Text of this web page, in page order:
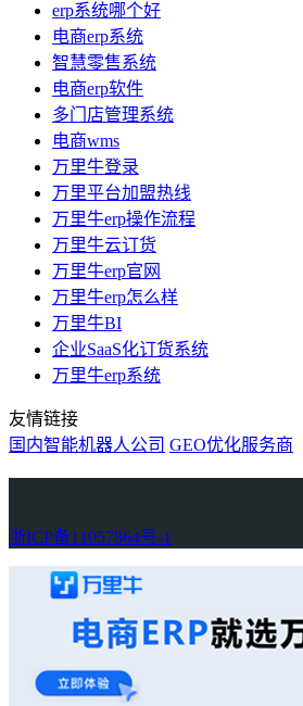
erp系统哪个好
电商erp系统
智慧零售系统
电商erp软件
多门店管理系统
电商wms
万里牛登录
万里平台加盟热线
万里牛erp操作流程
万里牛云订货
万里牛erp官网
万里牛erp怎么样
万里牛BI
企业SaaS化订货系统
万里牛erp系统
友情链接
国内智能机器人公司 GEO优化服务商
浙ICP备11057864号-1